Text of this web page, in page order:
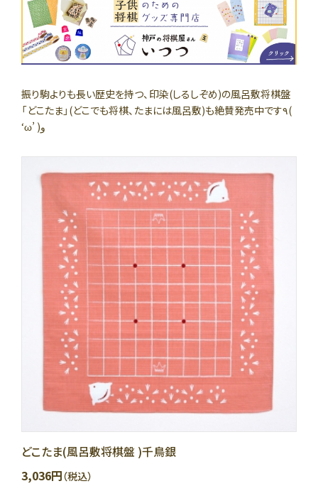
振り駒よりも長い歴史を持つ、印染(しるしぞめ)の風呂敷将棋盤
「どこたま」(どこでも将棋、たまには風呂敷)も絶賛発売中です٩(
‘ω’ )و
どこたま(風呂敷将棋盤 )千鳥銀
3,036円（税込）